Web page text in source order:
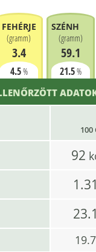
FEHÉRJE
(gramm)
3.4
4.5%
(gramm)
59.1
21.5%
100
92
1.31
23.1
19.7